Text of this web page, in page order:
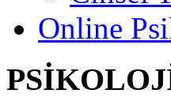
Online